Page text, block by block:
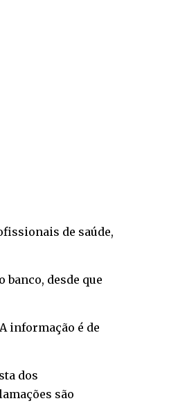
de saúde,
desde que
informação é de
dos
são